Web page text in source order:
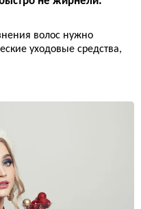
волос нужно
уходовые средства,